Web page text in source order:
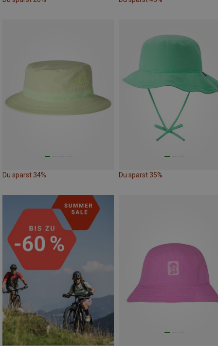
Du sparst 34% Du sparst 35%